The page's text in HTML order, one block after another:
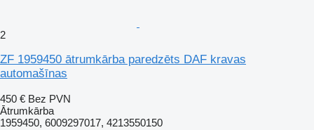
2
ZF 1959450 ātrumkārba paredzēts DAF kravas
automašīnas
450 € Bez PVN
Ātrumkārba
1959450, 6009297017, 4213550150